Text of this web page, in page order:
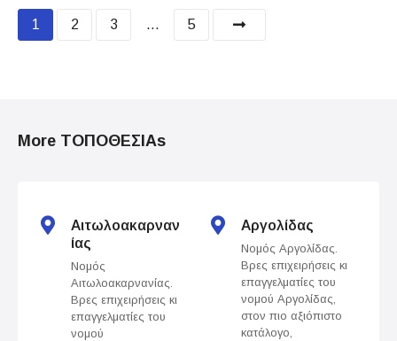
P
t
1 2 3 … 5
More ΤΟΠΟΘΕΣΙΑs
Αιτωλοακαρναν
ίας
Νομός
Αιτωλοακαρνανίας.
Βρες επιχειρήσεις κι
επαγγελματίες του
νομού
Αργολίδας
Νομός Αργολίδας.
Βρες επιχειρήσεις κι
επαγγελματίες του
νομού Αργολίδας,
στον πιο αξιόπιστο
κατάλογο,